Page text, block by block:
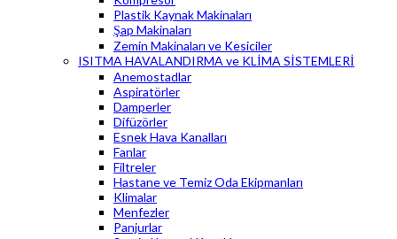
Plastik Kaynak Makinaları
Şap Makinaları
Zemin Makinaları ve Kesiciler
ISITMA HAVALANDIRMA ve KLİMA SİSTEMLERİ
Anemostadlar
Aspiratörler
Damperler
Difüzörler
Esnek Hava Kanalları
Fanlar
Filtreler
Hastane ve Temiz Oda Ekipmanları
Klimalar
Menfezler
Panjurlar